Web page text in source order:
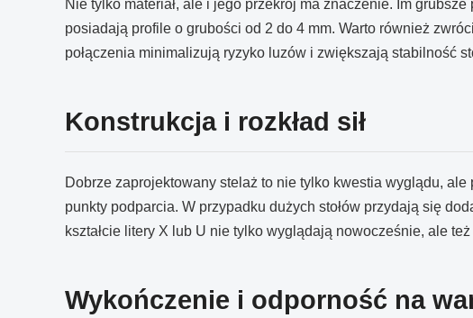
Nie tylko materiał, ale i jego przekrój ma znaczenie. Im
posiadają profile o grubości od 2 do 4 mm. Warto również
połączenia minimalizują ryzyko luzów i zwiększają stabilność
Konstrukcja i rozkład sił
Dobrze zaprojektowany stelaż to nie tylko kwestia wyglądu,
punkty podparcia. W przypadku dużych stołów przydają się
kształcie litery X lub U nie tylko wyglądają nowocześnie, ale
Wykończenie i odporność na